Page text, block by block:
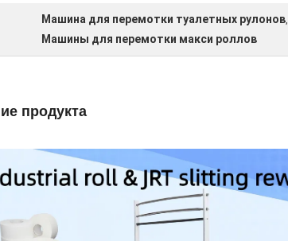
Машина для перемотки туалетных рулонов,
Машины для перемотки макси роллов
продукта